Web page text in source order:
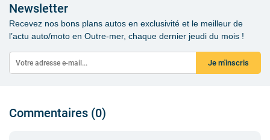
Newsletter
Recevez nos bons plans autos en exclusivité et le meilleur de
l’actu auto/moto en Outre-mer, chaque dernier jeudi du mois !
Je m'inscris
Commentaires (0)